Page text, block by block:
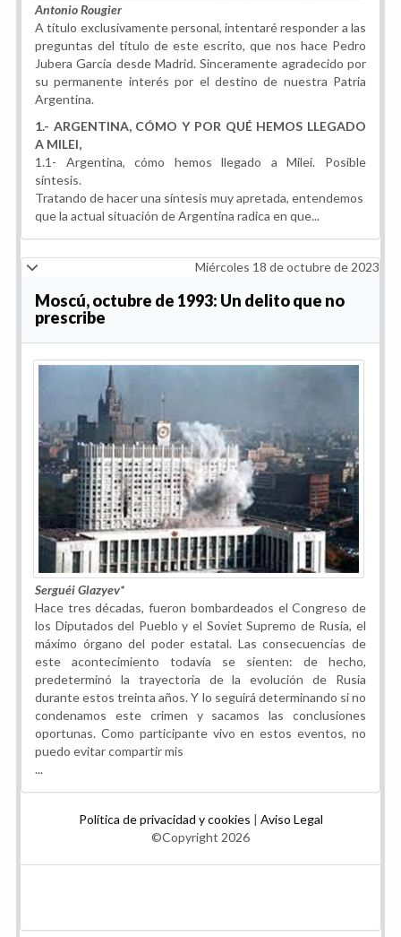
Antonio Rougier
A título exclusivamente personal, intentaré responder a las
preguntas del título de este escrito, que nos hace Pedro
Jubera García desde Madrid. Sinceramente agradecido por
su permanente interés por el destino de nuestra Patria
Argentina.
1.- ARGENTINA, CÓMO Y POR QUÉ HEMOS LLEGADO
A MILEI,
1.1- Argentina, cómo hemos llegado a Milei. Posible
síntesis.
Tratando de hacer una síntesis muy apretada, entendemos
que la actual situación de Argentina radica en que...
Miércoles 18 de octubre de 2023
Moscú, octubre de 1993: Un delito que no
prescribe
Serguéi Glazyev*
Hace tres décadas, fueron bombardeados el Congreso de
los Diputados del Pueblo y el Soviet Supremo de Rusia, el
máximo órgano del poder estatal. Las consecuencias de
este acontecimiento todavía se sienten: de hecho,
predeterminó la trayectoria de la evolución de Rusia
durante estos treinta años. Y lo seguirá determinando si no
condenamos este crimen y sacamos las conclusiones
oportunas. Como participante vivo en estos eventos, no
puedo evitar compartir mis
...
Política de privacidad y cookies
Aviso Legal
©Copyright 2026